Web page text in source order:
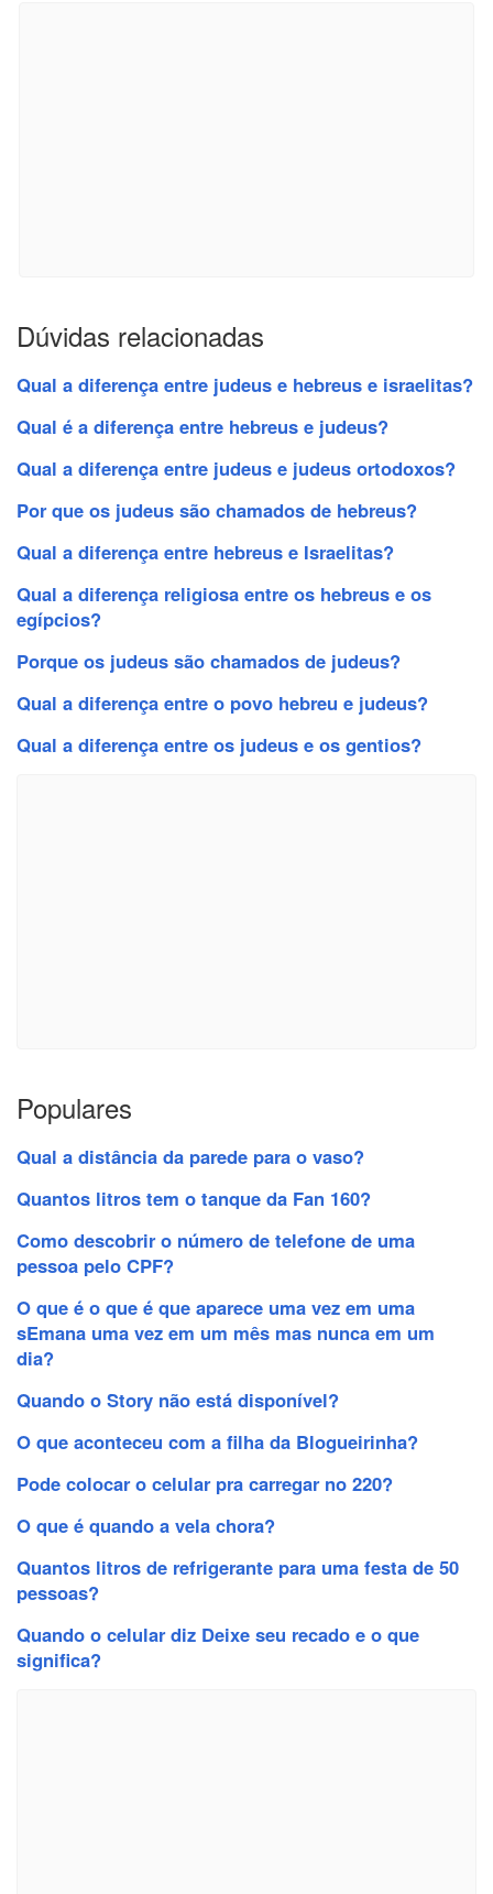
Dúvidas relacionadas
Qual a diferença entre judeus e hebreus e israelitas?
Qual é a diferença entre hebreus e judeus?
Qual a diferença entre judeus e judeus ortodoxos?
Por que os judeus são chamados de hebreus?
Qual a diferença entre hebreus e Israelitas?
Qual a diferença religiosa entre os hebreus e os
egípcios?
Porque os judeus são chamados de judeus?
Qual a diferença entre o povo hebreu e judeus?
Qual a diferença entre os judeus e os gentios?
Populares
Qual a distância da parede para o vaso?
Quantos litros tem o tanque da Fan 160?
Como descobrir o número de telefone de uma
pessoa pelo CPF?
O que é o que é que aparece uma vez em uma
sEmana uma vez em um mês mas nunca em um
dia?
Quando o Story não está disponível?
O que aconteceu com a filha da Blogueirinha?
Pode colocar o celular pra carregar no 220?
O que é quando a vela chora?
Quantos litros de refrigerante para uma festa de 50
pessoas?
Quando o celular diz Deixe seu recado e o que
significa?